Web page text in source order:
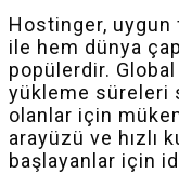
Hostinger, uygun
ile hem dünya
popülerdir. Global
yükleme süreleri
olanlar için
arayüzü ve hızlı
başlayanlar için